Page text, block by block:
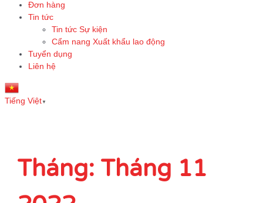
Đơn hàng
Tin tức
Tin tức Sự kiện
Cẩm nang Xuất khẩu lao động
Tuyển dụng
Liên hệ
Tiếng Việt ▼
Tháng: Tháng 11